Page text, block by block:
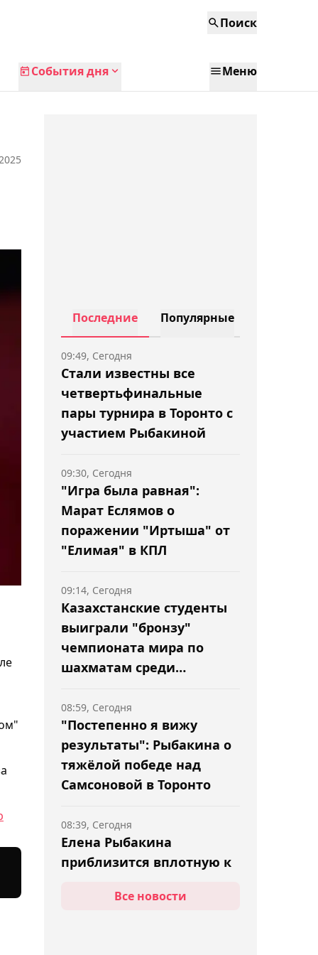
Поиск
События дня Меню
Последние Популярные
Стали известны все
четвертьфинальные
пары турнира в Торонто с
участием Рыбакиной
09:49, Сегодня
"Игра была равная":
Марат Еслямов о
поражении "Иртыша" от
"Елимая" в КПЛ
09:30, Сегодня
Казахстанские студенты
выиграли "бронзу"
чемпионата мира по
шахматам среди
09:14, Сегодня
"Постепенно я вижу
результаты": Рыбакина о
тяжёлой победе над
Самсоновой в Торонто
08:59, Сегодня
Елена Рыбакина
приблизится вплотную к
"тысячник" в Торонто
08:39, Сегодня
Все новости